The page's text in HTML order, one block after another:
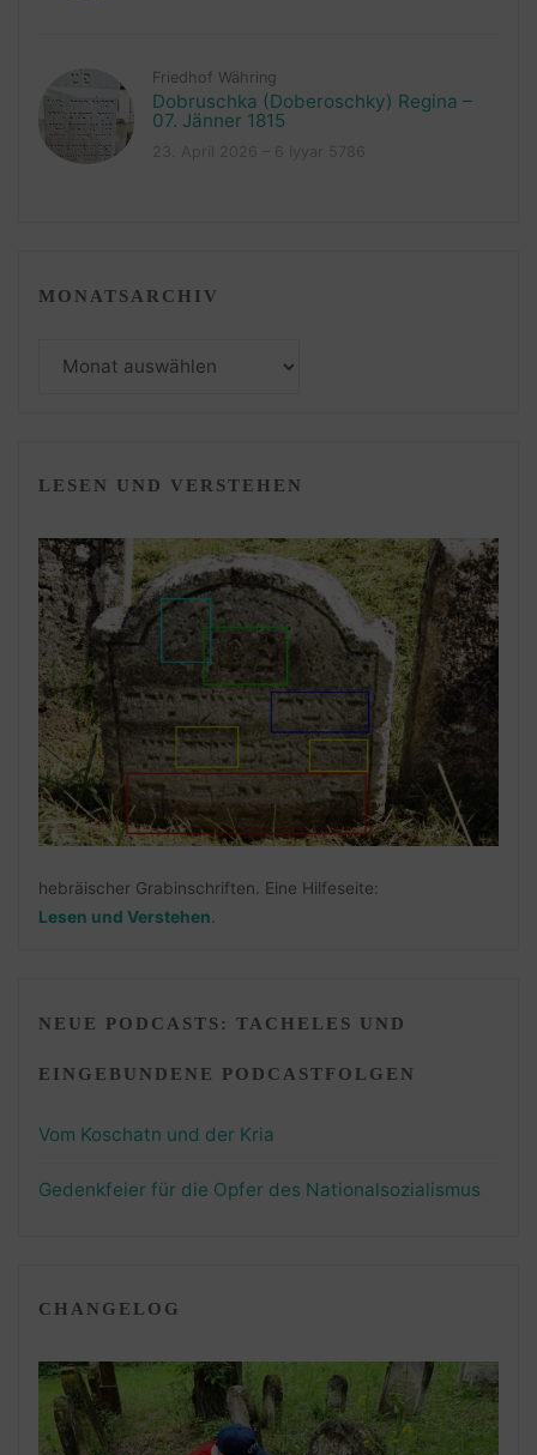
Friedhof Währing
Dobruschka (Doberoschky) Regina –
07. Jänner 1815
MONATSARCHIV
Monatsarchiv
LESEN UND VERSTEHEN
hebräischer Grabinschriften. Eine Hilfeseite:
Lesen und Verstehen
NEUE PODCASTS: TACHELES UND
EINGEBUNDENE PODCASTFOLGEN
Vom Koschatn und der Kria
Gedenkfeier für die Opfer des Nationalsozialismus
CHANGELOG